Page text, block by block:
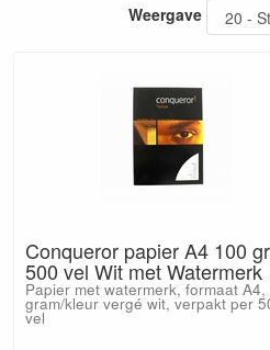
Weergave
Conqueror papier A4 100
500 vel Wit met Watermerk
Papier met watermerk, formaat A4,
gram/kleur vergé wit, verpakt per
vel